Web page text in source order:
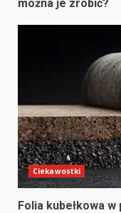
można je zrobić?
Ciekawostki
Folia kubełkowa